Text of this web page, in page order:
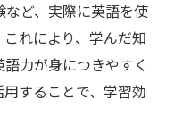
ど、実際に英語を使
れにより、学んだ知
力が身につきやすく
することで、学習効